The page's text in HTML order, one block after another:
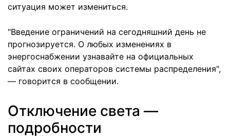
ситуация может измениться.
"Введение ограничений на сегодняшний день не
прогнозируется. О любых изменениях в
энергоснабжении узнавайте на официальных
сайтах своих операторов системы распределения",
— говорится в сообщении.
Отключение света —
подробности